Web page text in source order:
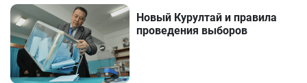
Новый Курултай и правила
проведения выборов